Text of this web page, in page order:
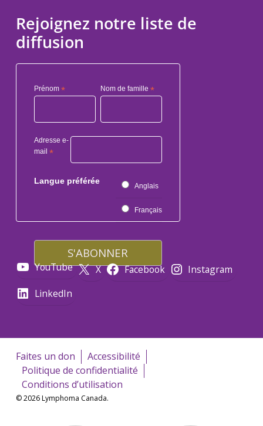
Rejoignez notre liste de
diffusion
Prénom * Nom de famille*
Adresse e-
mail *
Langue préférée
Anglais
Français
YouTube X Facebook
Instagram
LinkedIn
Faites un don
Accessibilité
Politique de confidentialité
Conditions d’utilisation
© 2026 Lymphoma Canada.